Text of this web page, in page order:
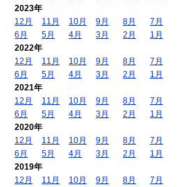
2023年
12月
11月 10月 9月 8月
7月
6月
5月 4月 3月 2月
1月
2022年
12月
11月 10月 9月 8月
7月
6月
5月 4月 3月 2月
1月
2021年
12月
11月 10月 9月 8月
7月
6月
5月 4月 3月 2月
1月
2020年
12月
11月 10月 9月 8月
7月
6月
5月 4月 3月 2月
1月
2019年
12月
11月 10月 9月 8月
7月